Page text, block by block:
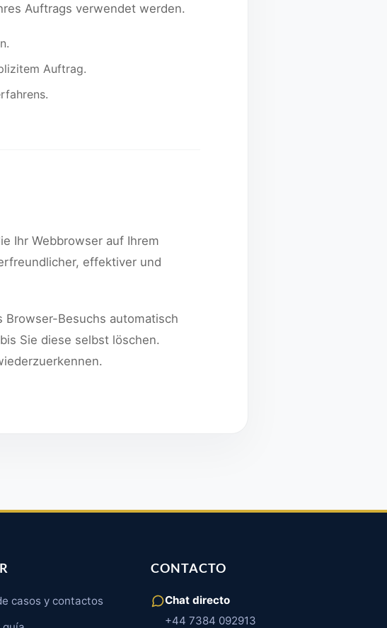
Auftrags verwendet werden.
Auftrag.
Ihr Webbrowser auf Ihrem
effektiver und
Browser-Besuchs automatisch
Sie diese selbst löschen.
casos y contactos
CONTACTO
Chat directo
+44 7384 092913